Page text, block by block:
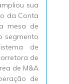
sua
da Conta
mesa de
segmento
de
de
de M&A
de